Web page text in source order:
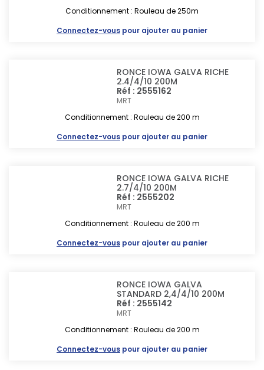
Conditionnement : Rouleau de 250m
Connectez-vous pour ajouter au panier
RONCE IOWA GALVA RICHE
2.4/4/10 200M
Réf : 2555162
MRT
Conditionnement : Rouleau de 200 m
Connectez-vous pour ajouter au panier
RONCE IOWA GALVA RICHE
2.7/4/10 200M
Réf : 2555202
MRT
Conditionnement : Rouleau de 200 m
Connectez-vous pour ajouter au panier
RONCE IOWA GALVA
STANDARD 2,4/4/10 200M
Réf : 2555142
MRT
Conditionnement : Rouleau de 200 m
Connectez-vous pour ajouter au panier